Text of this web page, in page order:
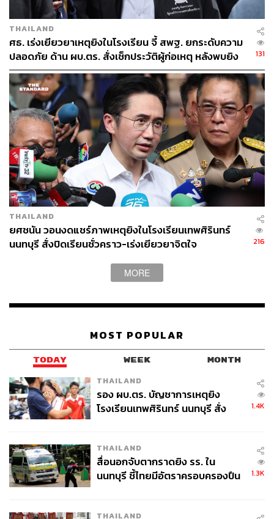
TAGS: กระทรวงศึกษาธิการ ระบบการศึกษา
วันครู
วันครูแห่งชาติ
ปัญหาการศึกษาไทย
การแสดงออกเชิงสัญลักษณ์
ตรีนุช เทียนทอง
กลุ่มนักเรียนเลว
153
ABOUT THE AUTHOR
THE STANDARD TEAM
THAILAND
ศธ. เร่งเยียวยาเหตุยิงในโรงเรียน จี้ สพฐ. ยกระดับความ
ปลอดภัย ด้าน ผบ.ตร. สั่งเช็กประวัติผู้ก่อเหตุ หลังพบยิง
จุดตายแม่นยำ
131
THAILAND
ยศชนัน วอนงดแชร์ภาพเหตุยิงในโรงเรียนเทพศิรินทร์
นนทบุรี สั่งปิดเรียนชั่วคราว-เร่งเยียวยาจิตใจ
216
MORE
MOST POPULAR
TODAY WEEK MONTH
THAILAND
รอง ผบ.ตร. บัญชาการเหตุยิง
โรงเรียนเทพศิรินทร์ นนทบุรี สั่ง
1.4K
THAILAND
สื่อนอกจับตากราดยิง รร. ใน
นนทบุรี ชี้ไทยมีอัตราครอบครองปืน
1.3K
THAILAND